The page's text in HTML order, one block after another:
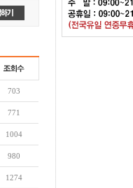
703
771
1004
980
1274